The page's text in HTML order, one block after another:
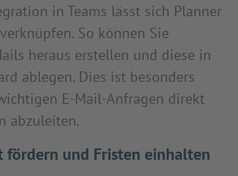
in Teams lässt sich Planner
So können Sie
heraus erstellen und diese in
ablegen. Dies ist besonders
E-Mail-Anfragen direkt
abzuleiten.
fördern und Fristen einhalten